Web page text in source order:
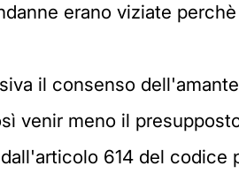
erano viziate
il consenso
venir meno il
614 del codice